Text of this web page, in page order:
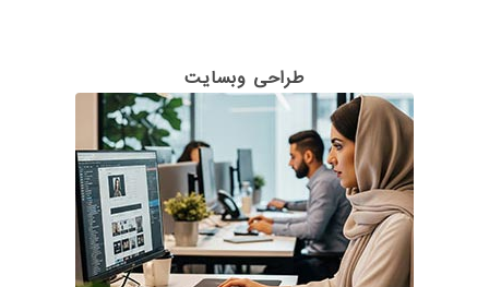
طراحی وبسایت